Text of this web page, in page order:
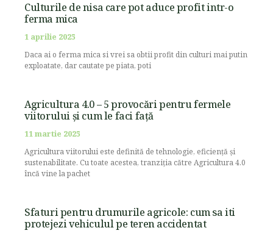
Culturile de nisa care pot aduce profit intr-o
ferma mica
1 aprilie 2025
Daca ai o ferma mica si vrei sa obtii profit din culturi mai putin
exploatate, dar cautate pe piata, poti
Agricultura 4.0 – 5 provocări pentru fermele
viitorului și cum le faci față
11 martie 2025
Agricultura viitorului este definită de tehnologie, eficiență și
sustenabilitate. Cu toate acestea, tranziția către Agricultura 4.0
încă vine la pachet
Sfaturi pentru drumurile agricole: cum sa iti
protejezi vehiculul pe teren accidentat